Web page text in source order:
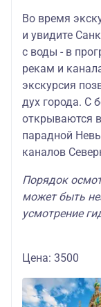
Во время
и увидите
с воды - в
рекам и
экскурсия
дух города. С
открываются
парадной
каналов
Порядок
может быть
усмотрение
Цена: 3500